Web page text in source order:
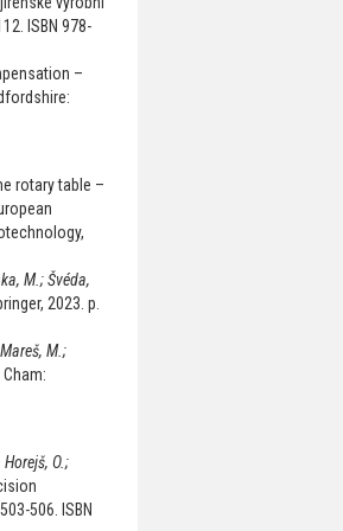
ISBN 978-
–
rotary table –
M.; Švéda,
2023. p.
Mareš, M.;
Horejš, O.;
506. ISBN